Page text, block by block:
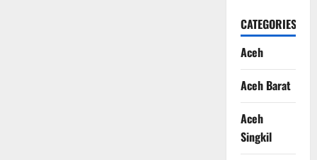
CATEGORIES
Aceh
Aceh Barat
Aceh
Singkil